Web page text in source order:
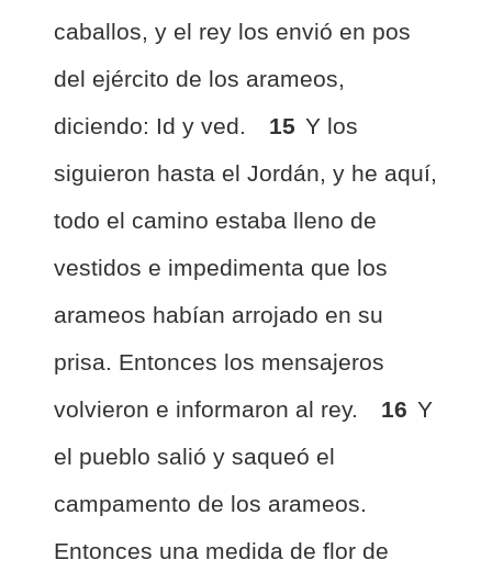
caballos, y el rey los envió en pos
del ejército de los arameos,
diciendo: Id y ved.
15 Y los
siguieron hasta el Jordán, y he aquí,
todo el camino estaba lleno de
vestidos e impedimenta que los
arameos habían arrojado en su
prisa. Entonces los mensajeros
volvieron e informaron al rey.
16 Y
el pueblo salió y saqueó el
campamento de los arameos.
Entonces una medida de flor de